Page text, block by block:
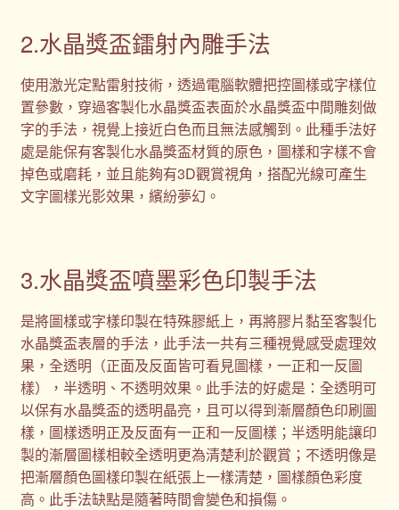
2.水晶獎盃鐳射內雕手法
使用激光定點雷射技術，透過電腦軟體把控圖樣或字樣位
置參數，穿過客製化水晶獎盃表面於水晶獎盃中間雕刻做
字的手法，視覺上接近白色而且無法感觸到。此種手法好
處是能保有客製化水晶獎盃材質的原色，圖樣和字樣不會
掉色或磨耗，並且能夠有3D觀賞視角，搭配光線可產生
文字圖樣光影效果，繽紛夢幻。
3.水晶獎盃噴墨彩色印製手法
是將圖樣或字樣印製在特殊膠紙上，再將膠片黏至客製化
水晶獎盃表層的手法，此手法一共有三種視覺感受處理效
果，全透明（正面及反面皆可看見圖樣，一正和一反圖
樣），半透明、不透明效果。此手法的好處是：全透明可
以保有水晶獎盃的透明晶亮，且可以得到漸層顏色印刷圖
樣，圖樣透明正及反面有一正和一反圖樣；半透明能讓印
製的漸層圖樣相較全透明更為清楚利於觀賞；不透明像是
把漸層顏色圖樣印製在紙張上一樣清楚，圖樣顏色彩度
高。此手法缺點是隨著時間會變色和損傷。